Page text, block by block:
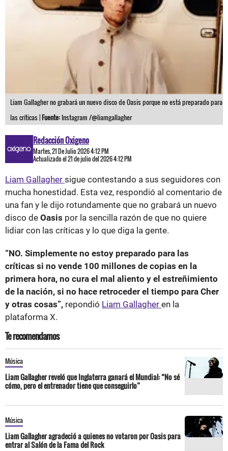
Liam Gallagher no grabará un nuevo disco de Oasis porque no está preparado para
las críticas |Fuente: Instagram /@liamgallagher
Redacción Oxigeno
Martes, 21 De Julio 2026 4:12 PM
Actualizado el 21 de julio del 2026 4:12 PM
Liam Gallagher sigue contestando a sus seguidores con
mucha honestidad. Esta vez, respondió al comentario de
una fan y le dijo rotundamente que no grabará un nuevo
disco de Oasis por la sencilla razón de que no quiere
lidiar con las críticas y lo que diga la gente.
“NO. Simplemente no estoy preparado para las
críticas si no vende 100 millones de copias en la
primera hora, no cura el mal aliento y el estreñimiento
de la nación, si no hace retroceder el tiempo para Cher
y otras cosas”, repondió Liam Gallagher en la
plataforma X.
Te recomendamos
Música
Liam Gallagher reveló que Inglaterra ganará el Mundial: “No sé
cómo, pero el entrenador tiene que conseguirlo”
Música
Liam Gallagher agradeció a quienes no votaron por Oasis para
entrar al Salón de la Fama del Rock